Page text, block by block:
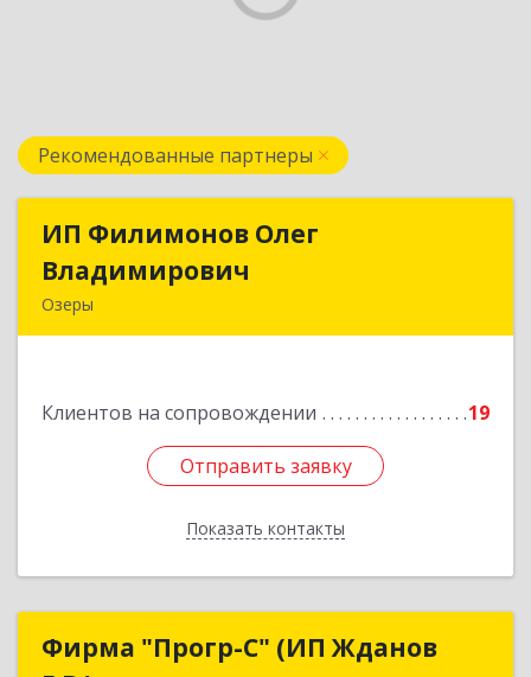
Рекомендованные партнеры
ИП Филимонов Олег
Владимирович
Озеры
Клиентов на сопровождении 19
Отправить заявку
Показать контакты
ИП Филимонов Олег
Подробнее
Отправить заявку
Назад
Фирма "Прогр-С" (ИП Жданов
Фирма "Прогр-С" (ИП Жданов